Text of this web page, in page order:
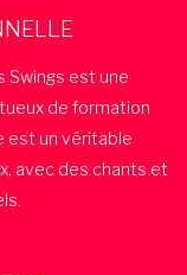
Swings est une
de formation
est un véritable
avec des chants et